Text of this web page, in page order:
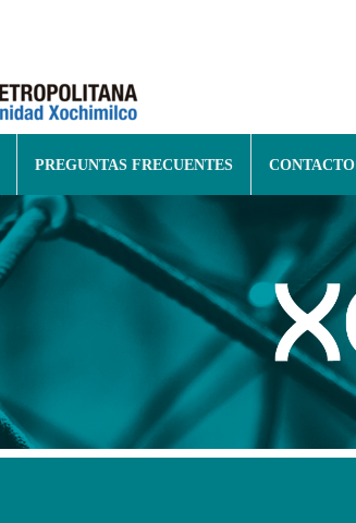
PREGUNTAS FRECUENTES CONTACTO